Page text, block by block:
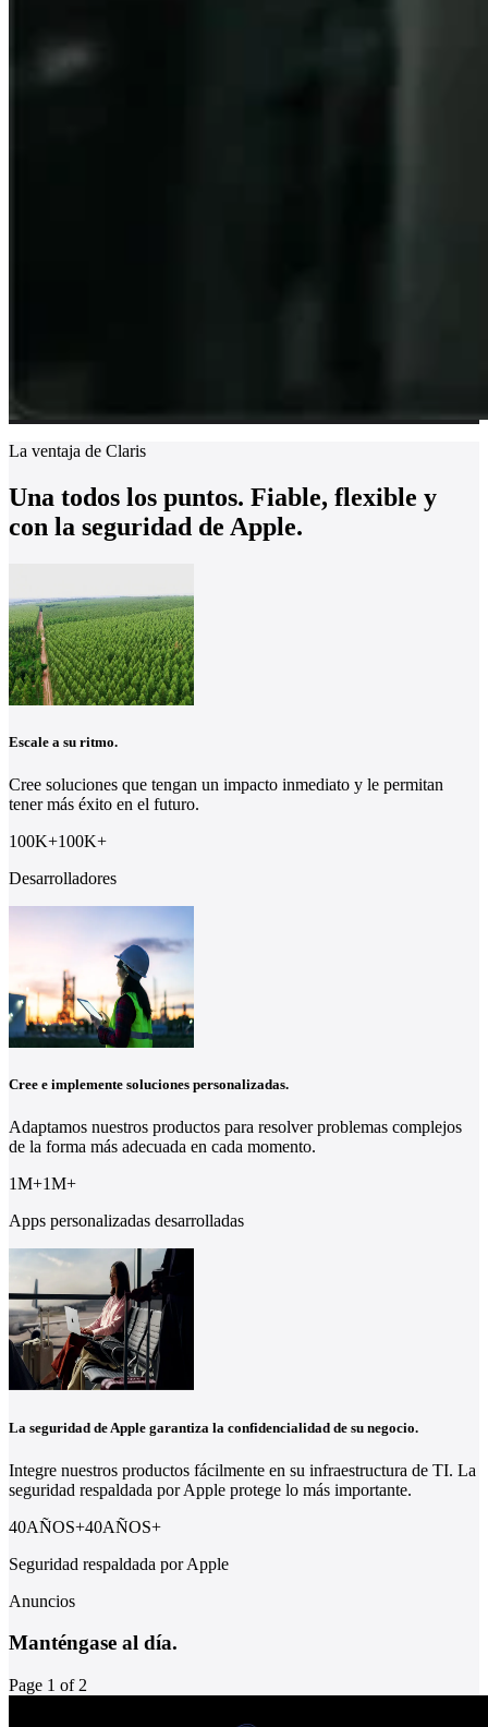
La ventaja de Claris
Una todos los puntos. Fiable, flexible y
con la seguridad de Apple.
Escale a su ritmo.
Cree soluciones que tengan un impacto inmediato y le permitan
tener más éxito en el futuro.
100K+100K+
Desarrolladores
Cree e implemente soluciones personalizadas.
Adaptamos nuestros productos para resolver problemas complejos
de la forma más adecuada en cada momento.
1M+1M+
Apps personalizadas desarrolladas
La seguridad de Apple garantiza la confidencialidad de su negocio.
Integre nuestros productos fácilmente en su infraestructura de TI. La
seguridad respaldada por Apple protege lo más importante.
40AÑOS+40AÑOS+
Seguridad respaldada por Apple
Anuncios
Manténgase al día.
Page 1 of 2